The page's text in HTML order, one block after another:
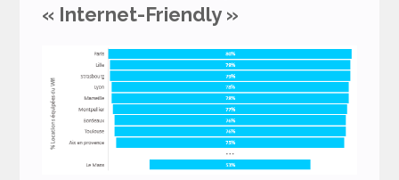
« Internet-Friendly »